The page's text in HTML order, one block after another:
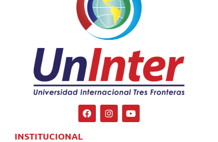
INSTITUCIONAL